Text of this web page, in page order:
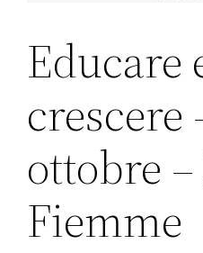
Educare
crescere
ottobre
Fiemme